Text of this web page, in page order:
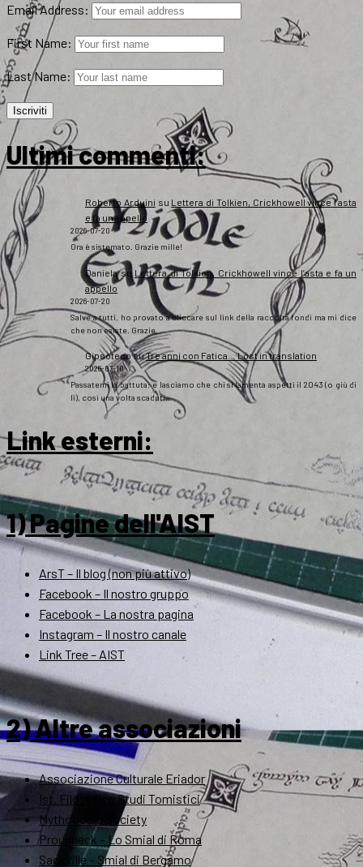
Email Address:
First Name:
Last Name:
Ultimi commenti:
Roberto Arduini su Lettera di Tolkien, Crickhowell vince l’asta
e fa un appello
2026-07-20
Ora è sistemato. Grazie mille!
DanielasuLettera di Tolkien, Crickhowell vince l’asta e fa un
appello
2026-07-20
Salve a tutti, ho provato a cliccare sul link della raccolta fondi ma mi dice
che non esiste. Grazie
GipsotecosuTre anni con Fatica… Lost in translation
2026-07-10
Passatemi la battuta: e lasciamo che chi si lamenta aspetti il 2043 (o giù di
lì), così una volta scaduti…
Link esterni:
1) Pagine dell'AIST
ArsT – Il blog (non più attivo)
Facebook – Il nostro gruppo
Facebook – La nostra pagina
Instagram – Il nostro canale
Link Tree – AIST
2) Altre associazioni
Associazione Culturale Eriador
Ist. Filosofico Studi Tomistici
Mythopoeic Society
Proudneck – Lo Smial di Roma
Sackville – Smial di Bergamo